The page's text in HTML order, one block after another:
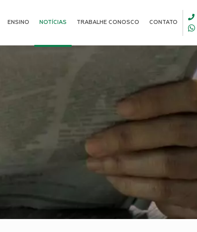
ENSINO NOTÍCIAS TRABALHE CONOSCO CONTATO